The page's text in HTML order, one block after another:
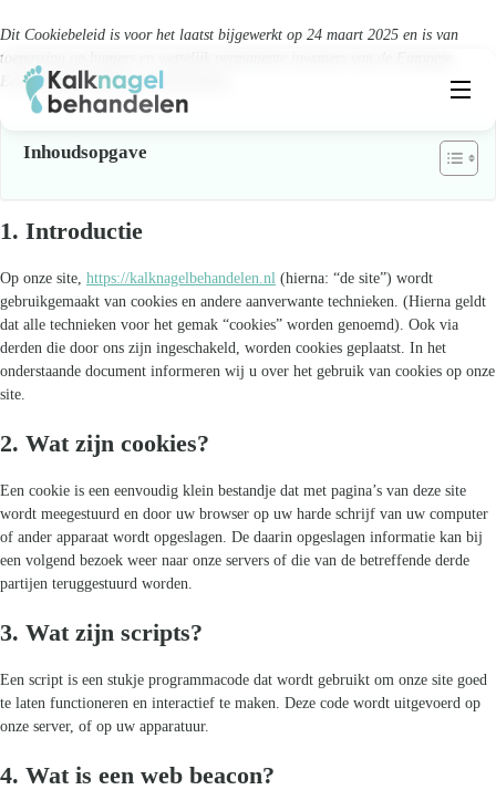
Middelen kalknagels
Reviews
Kennisbank
Kom van je kalknagels af
Dit Cookiebeleid is voor het laatst bijgewerkt op 24 maart 2025 en is van
toepassing op burgers en wettelijk permanente inwoners van de Europese
Economische Ruimte en Zwitserland.
Inhoudsopgave
1. Introductie
Op onze site, https://kalknagelbehandelen.nl (hierna: “de site”) wordt
gebruikgemaakt van cookies en andere aanverwante technieken. (Hierna geldt
dat alle technieken voor het gemak “cookies” worden genoemd). Ook via
derden die door ons zijn ingeschakeld, worden cookies geplaatst. In het
onderstaande document informeren wij u over het gebruik van cookies op onze
site.
2. Wat zijn cookies?
Een cookie is een eenvoudig klein bestandje dat met pagina’s van deze site
wordt meegestuurd en door uw browser op uw harde schrijf van uw computer
of ander apparaat wordt opgeslagen. De daarin opgeslagen informatie kan bij
een volgend bezoek weer naar onze servers of die van de betreffende derde
partijen teruggestuurd worden.
3. Wat zijn scripts?
Een script is een stukje programmacode dat wordt gebruikt om onze site goed
te laten functioneren en interactief te maken. Deze code wordt uitgevoerd op
onze server, of op uw apparatuur.
4. Wat is een web beacon?